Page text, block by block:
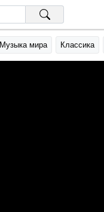
Музыка мира Классика